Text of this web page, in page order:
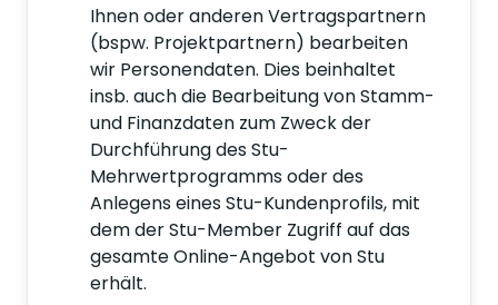
Ihnen oder anderen Vertragspartnern
(bspw. Projektpartnern) bearbeiten
wir Personendaten. Dies beinhaltet
insb. auch die Bearbeitung von Stamm-
und Finanzdaten zum Zweck der
Durchführung des Stu-
Mehrwertprogramms oder des
Anlegens eines Stu-Kundenprofils, mit
dem der Stu-Member Zugriff auf das
gesamte Online-Angebot von Stu
erhält.